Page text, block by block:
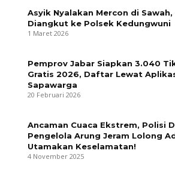
Asyik Nyalakan Mercon di Sawah,
Diangkut ke Polsek Kedungwuni
1 Maret 2026
Pemprov Jabar Siapkan 3.040
Gratis 2026, Daftar Lewat
Sapawarga
20 Februari 2026
Ancaman Cuaca Ekstrem, Polisi
Pengelola Arung Jeram Lolong
Utamakan Keselamatan!
4 November 2025